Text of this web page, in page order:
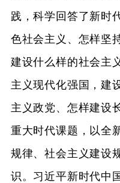
践，科学回答了新时
色社会主义、怎样坚
建设什么样的社会主
主义现代化强国，建
主义政党、怎样建设
重大时代课题，以全
规律、社会主义建设
识。习近平新时代中